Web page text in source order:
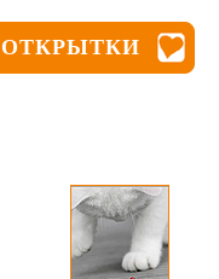
ОТКРЫТКИ